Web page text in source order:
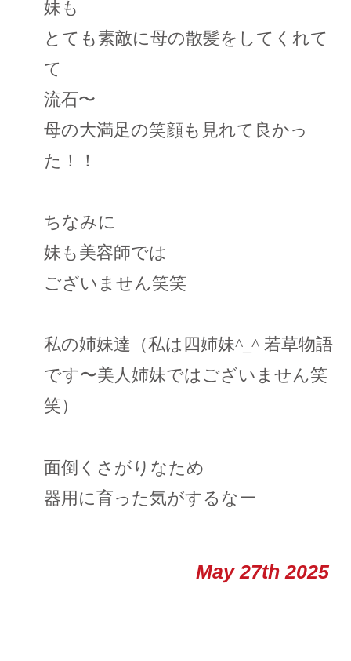
妹も
とても素敵に母の散髪をしてくれて
て
流石〜
母の大満足の笑顔も見れて良かっ
た！！
ちなみに
妹も美容師では
ございません笑笑
私の姉妹達（私は四姉妹^_^ 若草物語
です〜美人姉妹ではございません笑
笑）
面倒くさがりなため
器用に育った気がするなー
May 27th 2025